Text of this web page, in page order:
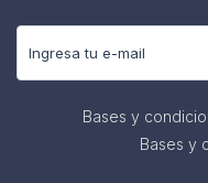
Bases y
Bases y